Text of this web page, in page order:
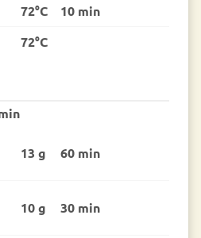
72°C
10 min
72°C
13 g 60 min
10 g 30 min